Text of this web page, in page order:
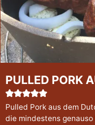
PULLED PORK
Pulled Pork aus dem
die mindestens